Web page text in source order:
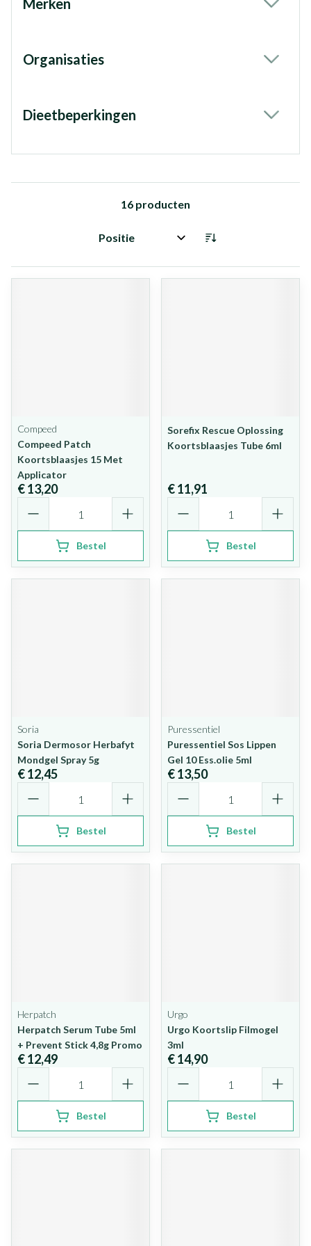
Merken
Organisaties
Dieetbeperkingen
16 producten
Sorteer op:
Compeed
Compeed Patch
Koortsblaasjes 15 Met
Applicator
€ 13,20
Bestel
Sorefix Rescue Oplossing
Koortsblaasjes Tube 6ml
€ 11,91
Bestel
Soria
Soria Dermosor Herbafyt
Mondgel Spray 5g
€ 12,45
Bestel
Puressentiel
Puressentiel Sos Lippen
Gel 10 Ess.olie 5ml
€ 13,50
Bestel
Herpatch
Herpatch Serum Tube 5ml
+ Prevent Stick 4,8g Promo
€ 12,49
Bestel
Urgo
Urgo Koortslip Filmogel
3ml
€ 14,90
Bestel